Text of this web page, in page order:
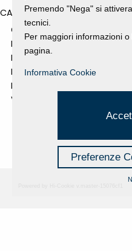
CATEGORIES
GALLERY
MOSTRE E EVENTI
NEWS
PROGETTI SOSTENUTI
RASSEGNA STAMPA
VIDEO
Premendo "Nega" si
tecnici.
Per maggiori informazioni
pagina.
Informativa Cookie
Preferenze